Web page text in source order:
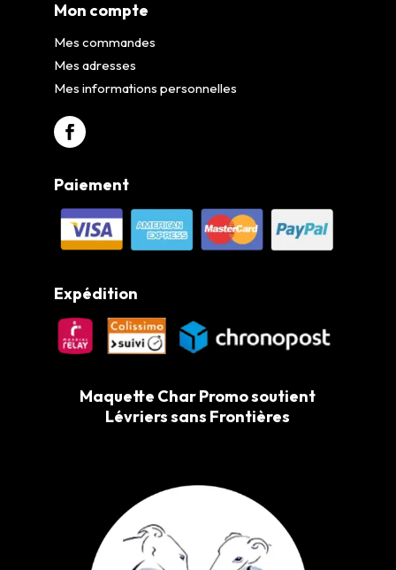
Mon compte
Mes commandes
Mes adresses
Mes informations personnelles
Paiement
Expédition
Maquette Char Promo soutient
Lévriers sans Frontières